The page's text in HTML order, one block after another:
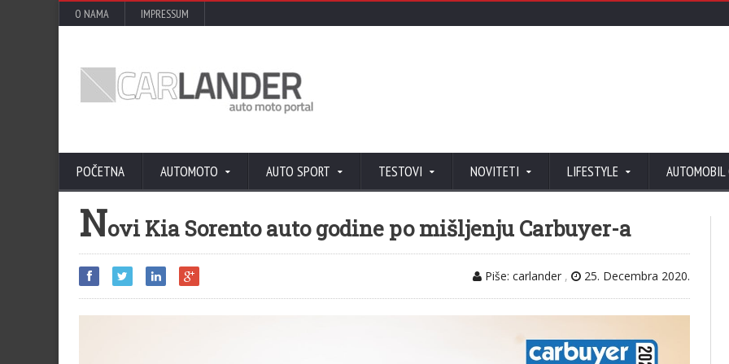
O NAMA IMPRESSUM
POČETNA AUTOMOTO AUTO SPORT TESTOVI NOVITETI LIFESTYLE AUTOMOBIL
Novi Kia Sorento auto godine po mišljenju Carbuyer-a
Piše: carlander , 25. Decembra 2020.